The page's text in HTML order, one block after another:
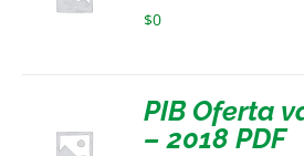
$0
PIB Oferta
– 2018 PDF